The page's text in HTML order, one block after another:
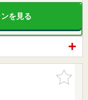
を見る
お気に入
りに追加